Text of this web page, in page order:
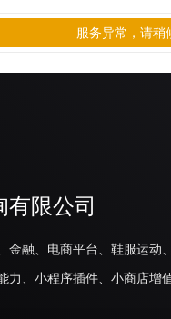
限公司
服务异常，请稍